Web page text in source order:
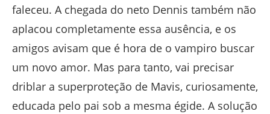
faleceu. A chegada do neto Dennis também não
aplacou completamente essa ausência, e os
amigos avisam que é hora de o vampiro buscar
um novo amor. Mas para tanto, vai precisar
driblar a superproteção de Mavis, curiosamente,
educada pelo pai sob a mesma égide. A solução